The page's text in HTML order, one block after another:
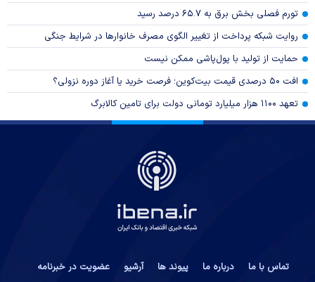
تورم فصلی بخش برق به ۶۵.۷ درصد رسید
روایت شبکه پرداخت از تغییر الگوی مصرف خانوار‌ها در شرایط جنگی
حمایت از تولید با پول‌پاشی ممکن نیست
افت ۵۰ درصدی قیمت بیت‌کوین؛ فرصت خرید یا آغاز دوره نزولی؟
تعهد ۱۱۰۰ هزار میلیارد تومانی دولت برای تامین کالابرگ
تماس با ما درباره ما پیوند ها آرشیو عضویت در خبرنامه